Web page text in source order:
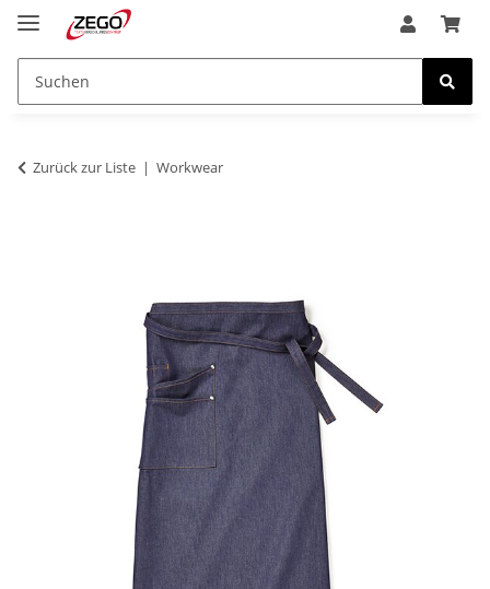
Zurück zur Liste Workwear